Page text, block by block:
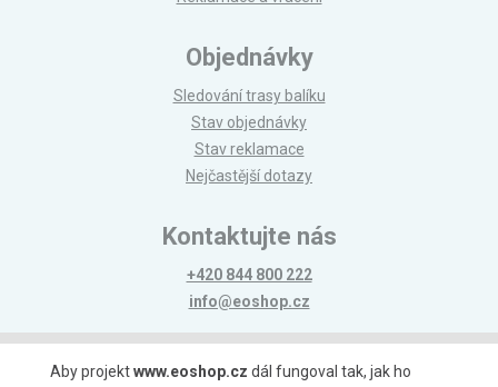
Objednávky
Sledování trasy balíku
Stav objednávky
Stav reklamace
Nejčastější dotazy
Kontaktujte nás
+420 844 800 222
info@eoshop.cz
Možnosti platby
Aby projektwww.eoshop.cz dál fungoval tak, jak ho